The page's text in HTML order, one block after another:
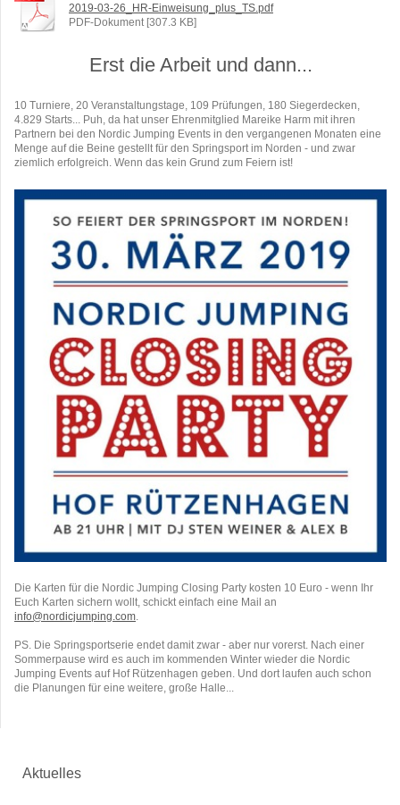
2019-03-26_HR-Einweisung_plus_TS.pdf
PDF-Dokument [307.3 KB]
Erst die Arbeit und dann...
10 Turniere, 20 Veranstaltungstage, 109 Prüfungen, 180 Siegerdecken,
4.829 Starts... Puh, da hat unser Ehrenmitglied Mareike Harm mit ihren
Partnern bei den Nordic Jumping Events in den vergangenen Monaten eine
Menge auf die Beine gestellt für den Springsport im Norden - und zwar
ziemlich erfolgreich. Wenn das kein Grund zum Feiern ist!
Die Karten für die Nordic Jumping Closing Party kosten 10 Euro - wenn Ihr
Euch Karten sichern wollt, schickt einfach eine Mail an
info@nordicjumping.com
PS. Die Springsportserie endet damit zwar - aber nur vorerst. Nach einer
Sommerpause wird es auch im kommenden Winter wieder die Nordic
Jumping Events auf Hof Rützenhagen geben. Und dort laufen auch schon
die Planungen für eine weitere, große Halle...
Aktuelles